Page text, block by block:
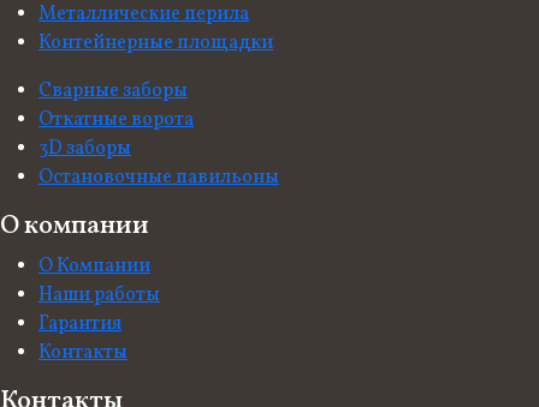
Металлические перила
Контейнерные площадки
Сварные заборы
Откатные ворота
3D заборы
Остановочные павильоны
О компании
О Компании
Наши работы
Гарантия
Контакты